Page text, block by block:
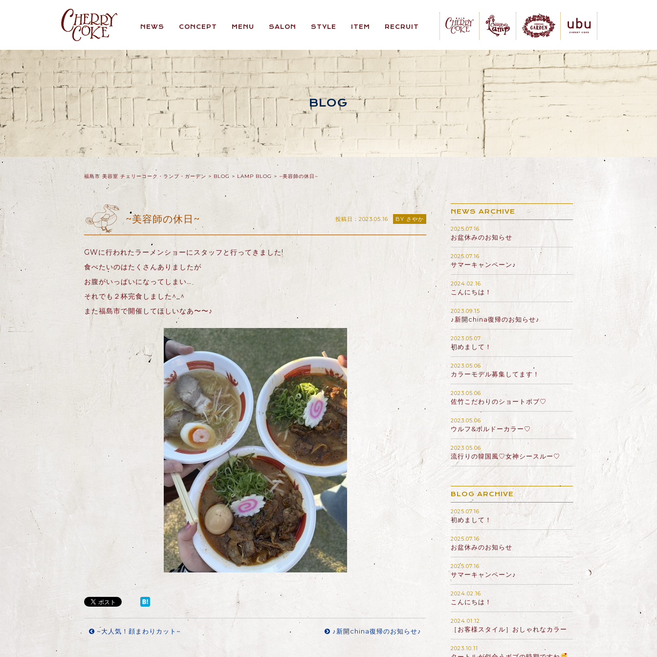
NEWS CONCEPT MENU SALON STYLE ITEM RECRUIT
BLOG
福島市 美容室 チェリーコーク・ランプ・ガーデン > BLOG > LAMP BLOG > ~美容師の休日~
~美容師の休日~ 投稿日：2023.05.16 BY さやか
GWに行われたラーメンショーにスタッフと行ってきました!
食べたいのはたくさんありましたが
お腹がいっぱいになってしまい…
それでも２杯完食しました^_^
また福島市で開催してほしいなあ〜〜♪
~大人気！顔まわりカット~ ♪新開china復帰のお知らせ♪
NEWS ARCHIVE
2025.07.16
お盆休みのお知らせ
2025.07.16
サマーキャンペーン♪
2024.02.16
こんにちは！
2023.09.15
♪新開china復帰のお知らせ♪
2023.05.07
初めまして！
2023.05.06
カラーモデル募集してます！
2023.05.06
佐竹こだわりのショートボブ♡
2023.05.06
ウルフ&ボルドーカラー♡
2023.05.06
流行りの韓国風♡女神シースルー♡
BLOG ARCHIVE
2025.07.16
初めまして！
2025.07.16
お盆休みのお知らせ
2025.07.16
サマーキャンペーン♪
2024.02.16
こんにちは！
2024.01.12
［お客様スタイル］おしゃれなカラー
2023.10.11